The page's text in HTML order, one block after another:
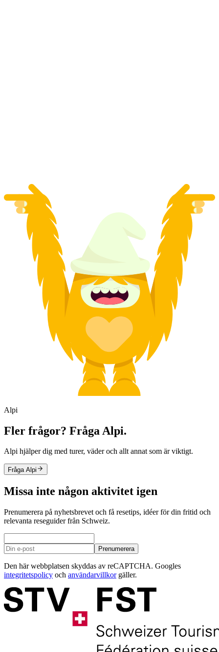
Alpi
Fler frågor? Fråga Alpi.
Alpi hjälper dig med turer, väder och allt annat som är viktigt.
Fråga Alpi
Missa inte någon aktivitet igen
Prenumerera på nyhetsbrevet och få resetips, idéer för din fritid och
relevanta reseguider från Schweiz.
Prenumerera
Den här webbplatsen skyddas av reCAPTCHA. Googles
integritetspolicy och användarvillkorgäller.